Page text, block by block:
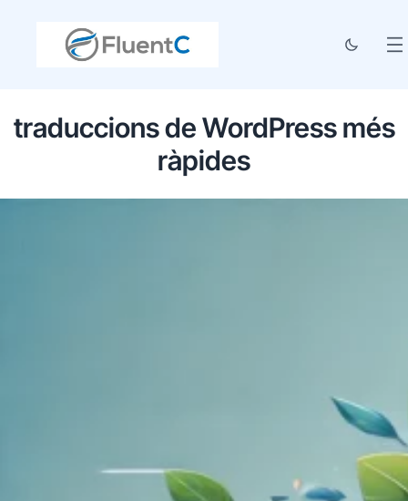
traduccions de WordPress més
ràpides